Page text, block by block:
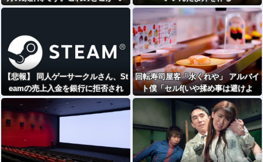
い思い”してるんですか･･････？」
【悲報】 同人ゲーサークルさん、St
eamの売上入金を銀行に拒否され
る それでも税金は発生
回転寿司屋客「水くれや」 アルバイ
ト僕「セルf(いや揉め事は避けよ
う)」→結果ｗｗ